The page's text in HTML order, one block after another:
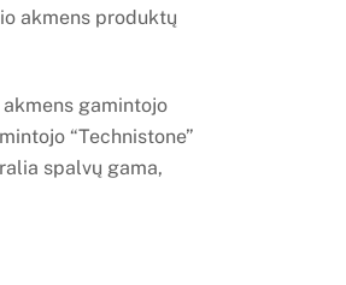
akmens produktų
gamintojo
“Technistone”
spalvų gama,